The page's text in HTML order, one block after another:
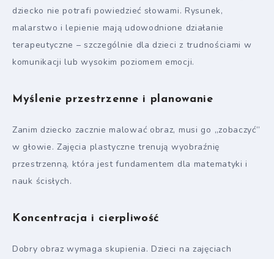
dziecko nie potrafi powiedzieć słowami. Rysunek,
malarstwo i lepienie mają udowodnione działanie
terapeutyczne – szczególnie dla dzieci z trudnościami w
komunikacji lub wysokim poziomem emocji.
Myślenie przestrzenne i planowanie
Zanim dziecko zacznie malować obraz, musi go „zobaczyć”
w głowie. Zajęcia plastyczne trenują wyobraźnię
przestrzenną, która jest fundamentem dla matematyki i
nauk ścisłych.
Koncentracja i cierpliwość
Dobry obraz wymaga skupienia. Dzieci na zajęciach